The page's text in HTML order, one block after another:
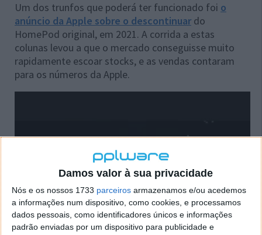
Damos valor à sua privacidade
Nós e os nossos 1733 parceiros armazenamos e/ou acedemos
a informações num dispositivo, como cookies, e processamos
dados pessoais, como identificadores únicos e informações
padrão enviadas por um dispositivo para publicidade e
Um dos trunfos que poderá ter funcionado foi o
anúncio da Apple sobre o descontinuar do
HomePod original, em 2021. A corrida a estas
colunas levou a que o mercado conseguisse muito
rapidamente escoar stocks, e as vendas contaram
para os números da Apple.